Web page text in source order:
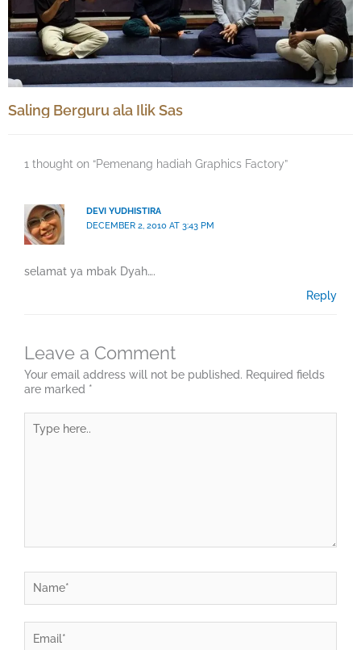
Saling Berguru ala Ilik Sas
1 thought on “Pemenang hadiah Graphics Factory”
DEVI YUDHISTIRA
DECEMBER 2, 2010 AT 3:43 PM
selamat ya mbak Dyah….
Reply
Leave a Comment
Your email address will not be published. Required fields
are marked *
here..